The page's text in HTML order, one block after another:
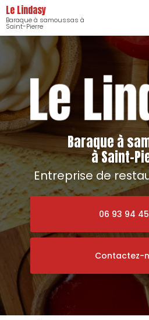
Aller
au
contenu
principal
Le Lindasy
Baraque à samoussas à
Saint-Pierre
Baraque à
à Saint-
Entreprise de
06 93 94
Contactez-